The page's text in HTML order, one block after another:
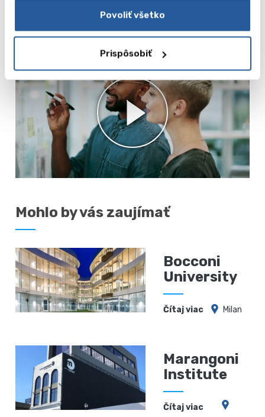
Povoliť všetko
Prispôsobiť
Mohlo by vás zaujímať
Bocconi
University
Čítaj viac Milan
Marangoni
Institute
Čítaj viac